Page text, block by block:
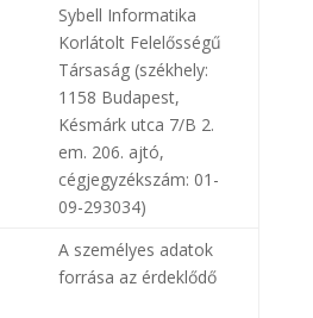
Sybell Informatika
Korlátolt Felelősségű
Társaság (székhely:
1158 Budapest,
Késmárk utca 7/B 2.
em. 206. ajtó,
cégjegyzékszám: 01-
09-293034)
A személyes adatok
forrása az érdeklődő